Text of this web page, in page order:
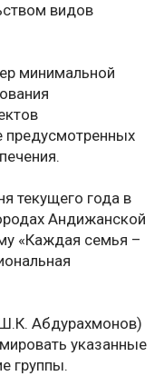
видов
минимальной
предусмотренных
текущего года в
Андижанской
«Каждая семья –
Абдурахмонов)
указанные
группы.